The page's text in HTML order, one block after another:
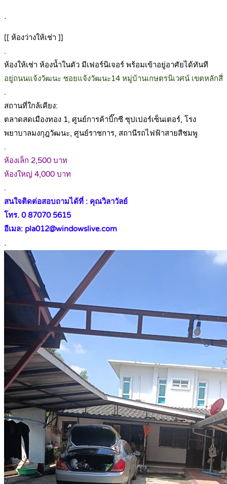
.
[[ ห้องว่างให้เช่า ]]
.
ห้องให้เช่า ห้องน้ำในตัว มีเฟอร์นิเจอร์ พร้อมเข้าอยู่อาศัยได้ทันที
อยู่ถนนแจ้งวัฒนะ ซอยแจ้งวัฒนะ14 หมู่บ้านเกษตรนิเวศน์ เขตหลักสี่
.
สถานที่ใกล้เคียง:
ตลาดสดเมืองทอง 1, ศูนย์การค้าบิ๊กซี ซุปเปอร์เซ็นเตอร์, โรง
พยาบาลมงกุฎวัฒนะ, ศูนย์ราชการ, สถานีรถไฟฟ้าสายสีชมพู
.
ห้องเล็ก 2,500 บาท
ห้องใหญ่ 4,000 บาท
.
สนใจติดต่อสอบถามได้ที่ : คุณวิลาวัลย์
โทร. 0 87070 5615
อีเมล: pla012@windowslive.com
.